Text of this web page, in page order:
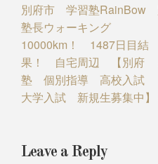
Post
navigation
別府市 学習塾RainBow
塾長ウォーキング
10000km！ 1487日目結
果！ 自宅周辺 【別府
塾 個別指導 高校入試
大学入試 新規生募集中】
Leave a Reply